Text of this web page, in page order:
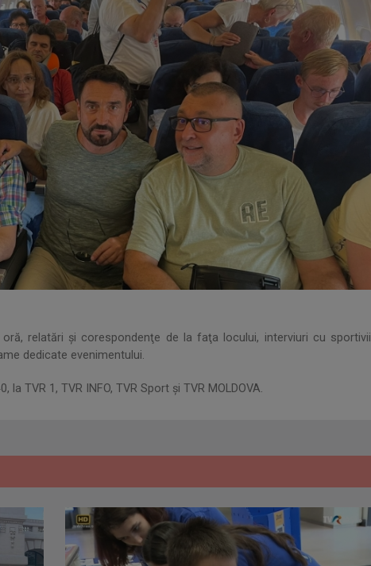
relatări şi corespondenţe de la faţa locului, interviuri cu sportivii
dedicate evenimentului.
TVR 1, TVR INFO, TVR Sport şi TVR MOLDOVA.